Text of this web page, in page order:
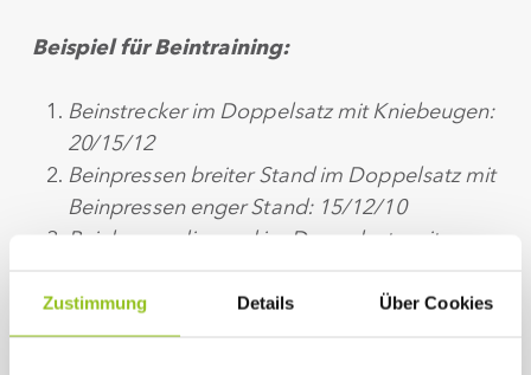
Zustimmung Details Über Cookies
Beispiel für Beintraining:
Beinstrecker im Doppelsatz mit Kniebeugen:
20/15/12
Beinpressen breiter Stand im Doppelsatz mit
Beinpressen enger Stand: 15/12/10
Beinbeuger liegend im Doppelsatz mit
…habe ich euch neugierig gemacht? Dann